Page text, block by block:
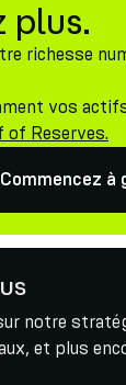
plus.
richesse
vos
of Reserves.
Commencez à
notre
et plus